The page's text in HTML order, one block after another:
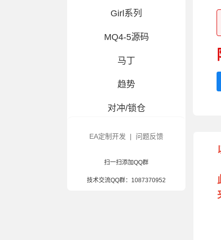
Girl系列
MQ4-5源码
马丁
趋势
对冲/锁仓
交易百科
风控辅助
EA定制开发 | 问题反馈
扫一扫添加QQ群
技术交流QQ群： 1087370952